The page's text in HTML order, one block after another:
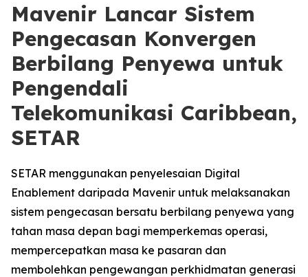
Mavenir Lancar Sistem
Pengecasan Konvergen
Berbilang Penyewa untuk
Pengendali
Telekomunikasi Caribbean,
SETAR
SETAR menggunakan penyelesaian Digital
Enablement daripada Mavenir untuk melaksanakan
sistem pengecasan bersatu berbilang penyewa yang
tahan masa depan bagi memperkemas operasi,
mempercepatkan masa ke pasaran dan
membolehkan pengewangan perkhidmatan generasi